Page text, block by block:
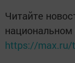
Читайте
https://max.ru/